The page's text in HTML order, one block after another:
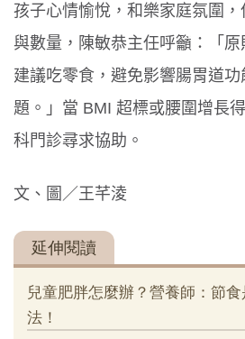
孩子心情愉悅，和樂家庭氛圍
與數量，陳敏恭主任呼籲：「
建議吃零食，避免影響腸胃道功
題。」當 BMI 超標或腰圍增長
科門診尋求協助。
文、圖／王芊淩